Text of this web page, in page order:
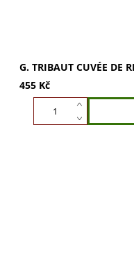
G. TRIBAUT CUVÉE DE
455 Kč
G. Tribaut Cuvée de
dominancí briošky,
vyvážená chuť s tóny